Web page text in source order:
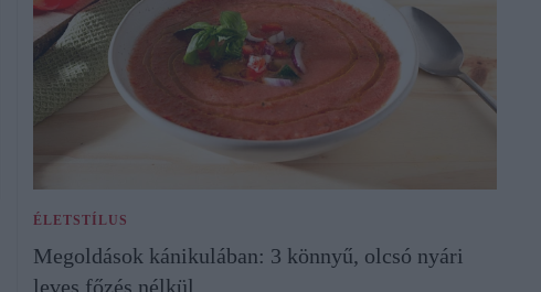
ÉLETSTÍLUS
Megoldások kánikulában: 3 könnyű, olcsó nyári
leves főzés nélkül